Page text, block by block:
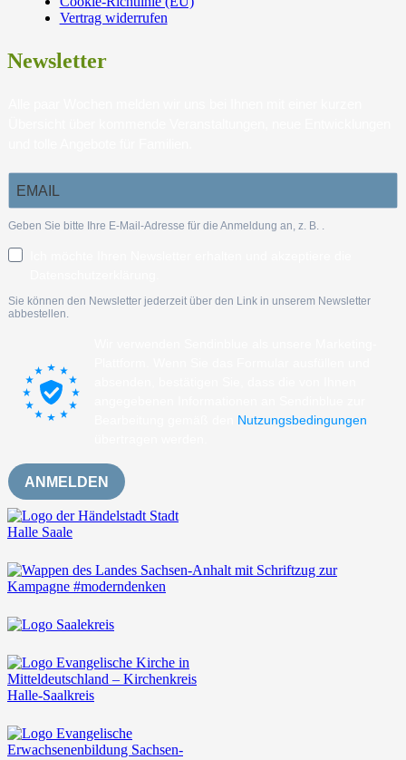
Vertrag widerrufen
Newsletter
Geben Sie bitte Ihre E-Mail-Adresse für die Anmeldung an, z. B. .
Sie können den Newsletter jederzeit über den Link in unserem Newsletter
abbestellen.
Nutzungsbedingungen
ANMELDEN